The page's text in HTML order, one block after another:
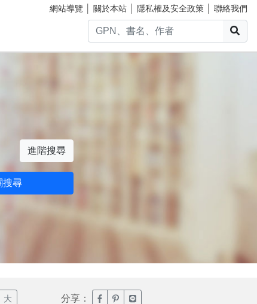
網站導覽 關於本站 隱私權及安全政策 聯絡我們
進階搜尋
搜尋
大 分享： 臉書分享(另開新視窗)
噗浪分享(另開新視窗)
Line分享(另開新視窗)